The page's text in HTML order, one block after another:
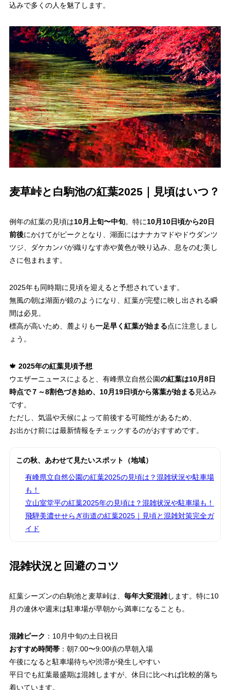
込みで多くの人を魅了します。
麦草峠と白駒池の紅葉2025｜見頃はいつ？
例年の紅葉の見頃は10月上旬〜中旬。特に10月10日頃から20日
前後にかけてがピークとなり、湖面にはナナカマドやドウダンツ
ツジ、ダケカンバが織りなす赤や黄色が映り込み、息をのむ美し
さに包まれます。
2025年も同時期に見頃を迎えると予想されています。
無風の朝は湖面が鏡のようになり、紅葉が完璧に映し出される瞬
間は必見。
標高が高いため、麓よりも一足早く紅葉が始まる点に注意しまし
ょう。
🍁 2025年の紅葉見頃予想
ウエザーニュースによると、有峰県立自然公園の紅葉は10月8日
時点で７～8割色づき始め、10月19日頃から落葉が始まる 見込み
です。
ただし、気温や天候によって前後する可能性があるため、
お出かけ前には最新情報をチェックするのがおすすめです。
この秋、あわせて見たいスポット（地域）
有峰県立自然公園の紅葉2025の見頃は？混雑状況や駐車場
も！
立山室堂平の紅葉2025年の見頃は？混雑状況や駐車場も！
飛騨美濃せせらぎ街道の紅葉2025｜見頃と混雑対策完全ガ
イド
混雑状況と回避のコツ
紅葉シーズンの白駒池と麦草峠は、 毎年大変混雑します。特に10
月の連休や週末は駐車場が早朝から満車になることも。
混雑ピーク ：10月中旬の土日祝日
おすすめ時間帯：朝7:00〜9:00頃の早朝入場
午後になると駐車場待ちや渋滞が発生しやすい
平日でも紅葉最盛期は混雑しますが、休日に比べれば比較的落ち
着いています。